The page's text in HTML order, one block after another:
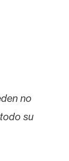
no
su